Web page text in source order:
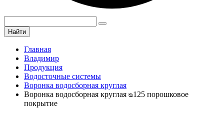
Найти
Главная
Владимир
Продукция
Водосточные системы
Воронка водосборная круглая
Воронка водосборная круглая ᴓ125 порошковое
покрытие